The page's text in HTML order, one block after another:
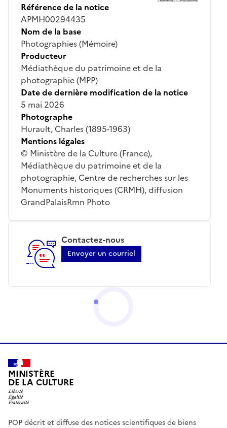
Référence de la notice
APMH00294435
Nom de la base
Photographies (Mémoire)
Producteur
Médiathèque du patrimoine et de la
photographie (MPP)
Date de dernière modification de la notice
5 mai 2026
Photographe
Hurault, Charles (1895-1963)
Mentions légales
© Ministère de la Culture (France),
Médiathèque du patrimoine et de la
photographie, Centre de recherches sur les
Monuments historiques (CRMH), diffusion
GrandPalaisRmn Photo
Contactez-nous
Envoyer un courriel
MINISTÈRE
DE LA CULTURE
POP décrit et diffuse des notices scientifiques de biens